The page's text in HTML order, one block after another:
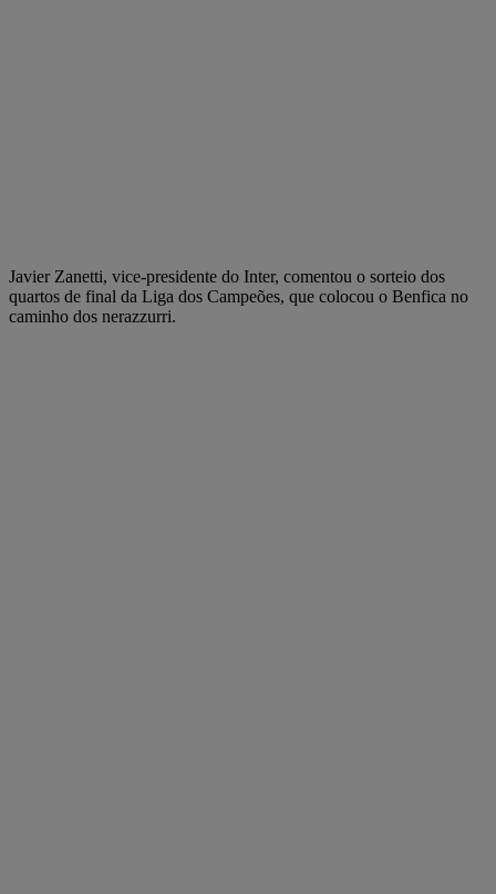
Javier Zanetti, vice-presidente do Inter, comentou o sorteio dos
quartos de final da Liga dos Campeões, que colocou o Benfica no
caminho dos nerazzurri.